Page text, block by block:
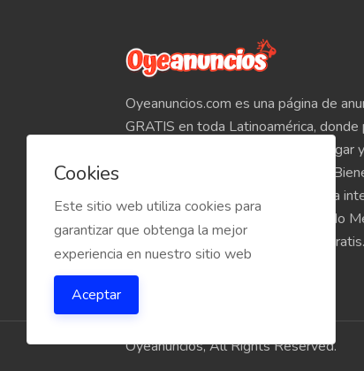
Oyeanuncios.com es una página de
GRATIS en toda Latinoamérica,
Empleos, Autos, Motocicletas, Hogar
Teléfonos, Tabletas, Electrónicos,
venta de inmuebles, etc. Empieza a
compradores y vendedores de todo
Oyeanuncios.com es totalmente Gratis.
Oyeanuncios, All Rights Reserved.
Cookies
Este sitio web utiliza cookies para
garantizar que obtenga la mejor
experiencia en nuestro sitio web
Aceptar